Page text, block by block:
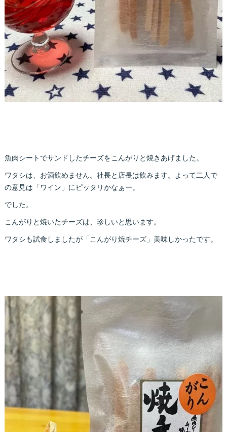
魚肉シートでサンドしたチーズをこんがりと焼きあげました。
ワタシは、お酒飲めません。社長と店長は飲みます。よって二人で
の意見は「ワイン」にピッタリかなぁー。
でした。
こんがりと焼いたチーズは、珍しいと思います。
ワタシも試食しましたが「こんがり焼チーズ」美味しかったです。